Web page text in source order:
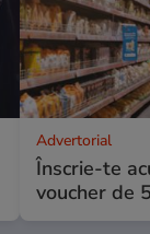
Advertorial
Înscrie-te
voucher de